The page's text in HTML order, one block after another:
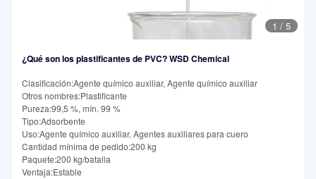
1 / 5
¿Qué son los plastificantes de PVC? WSD Chemical
Clasificación:Agente químico auxiliar, Agente químico auxiliar
Otros nombres:Plastificante
Pureza:99,5 %, mín. 99 %
Tipo:Adsorbente
Uso:Agente químico auxiliar, Agentes auxiliares para cuero
Cantidad mínima de pedido:200 kg
Paquete:200 kg/batalla
Ventaja:Estable